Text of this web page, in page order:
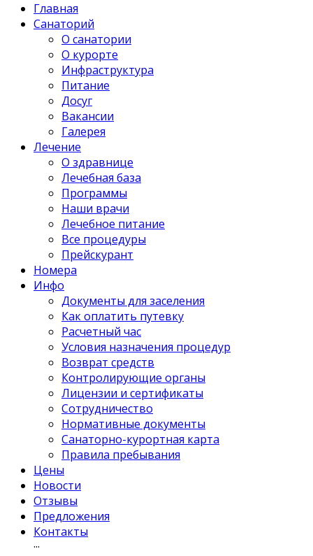
Главная
Санаторий
О санатории
О курорте
Инфраструктура
Питание
Досуг
Вакансии
Галерея
Лечение
О здравнице
Лечебная база
Программы
Наши врачи
Лечебное питание
Все процедуры
Прейскурант
Номера
Инфо
Документы для заселения
Как оплатить путевку
Расчетный час
Условия назначения процедур
Возврат средств
Контролирующие органы
Лицензии и сертификаты
Сотрудничество
Нормативные документы
Санаторно-курортная карта
Правила пребывания
Цены
Новости
Отзывы
Предложения
Контакты
···